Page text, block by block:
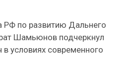
РФ по развитию Дальнего
Шамьюнов подчеркнул
в условиях современного